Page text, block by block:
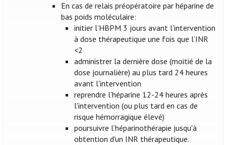
En cas de relais préopératoire par héparine de
bas poids moléculaire:
initier l’HBPM 3 jours avant l’intervention
à dose thérapeutique une fois que l’INR
<2
administrer la dernière dose (moitié de la
dose journalière) au plus tard 24 heures
avant l'intervention
reprendre l'héparine 12-24 heures après
l'intervention (ou plus tard en cas de
risque hémorragique élevé)
poursuivre l’héparinothérapie jusqu'à
obtention d'un INR thérapeutique.